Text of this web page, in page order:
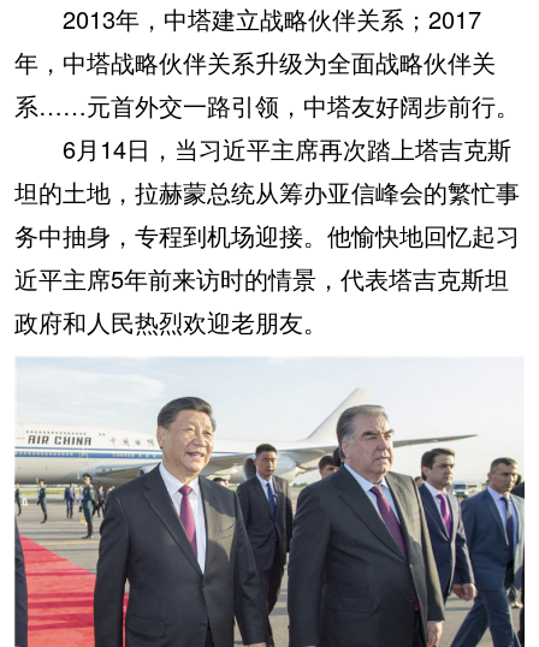
2013年，中塔建立战略伙伴关系；2017
年，中塔战略伙伴关系升级为全面战略伙伴关
系……元首外交一路引领，中塔友好阔步前行。
6月14日，当习近平主席再次踏上塔吉克斯
坦的土地，拉赫蒙总统从筹办亚信峰会的繁忙事
务中抽身，专程到机场迎接。他愉快地回忆起习
近平主席5年前来访时的情景，代表塔吉克斯坦
政府和人民热烈欢迎老朋友。